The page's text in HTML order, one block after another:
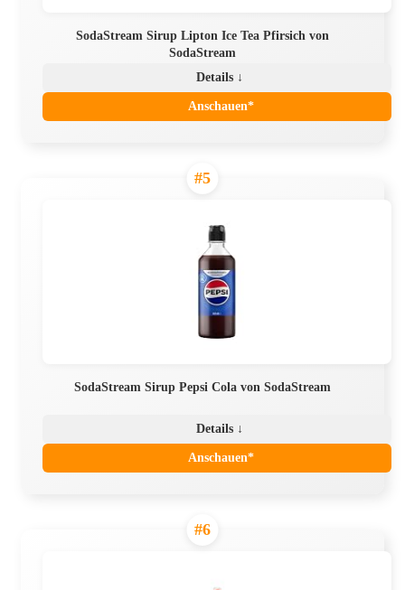
SodaStream Sirup Lipton Ice Tea Pfirsich von
SodaStream
Details ↓
Anschauen*
#5
SodaStream Sirup Pepsi Cola von SodaStream
Details ↓
Anschauen*
#6